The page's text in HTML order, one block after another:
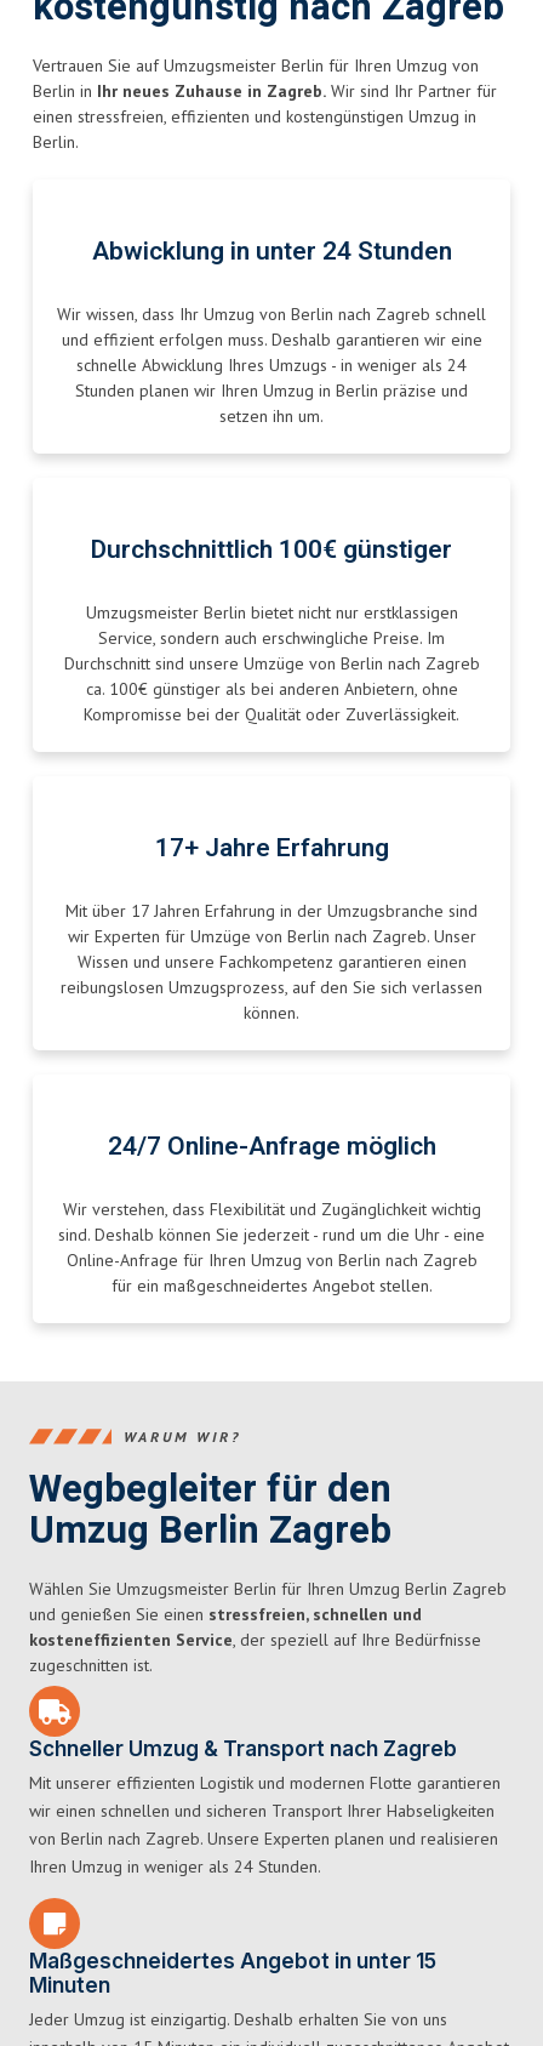
Vertrauen Sie auf Umzugsmeister Berlin für Ihren Umzug von
Berlin in Ihr neues Zuhause in Zagreb. Wir sind Ihr Partner für
einen stressfreien, effizienten und kostengünstigen Umzug in
Berlin.
Abwicklung in unter 24 Stunden
Wir wissen, dass Ihr Umzug von Berlin nach Zagreb schnell
und effizient erfolgen muss. Deshalb garantieren wir eine
schnelle Abwicklung Ihres Umzugs - in weniger als 24
Stunden planen wir Ihren Umzug in Berlin präzise und
setzen ihn um.
Durchschnittlich 100€ günstiger
Umzugsmeister Berlin bietet nicht nur erstklassigen
Service, sondern auch erschwingliche Preise. Im
Durchschnitt sind unsere Umzüge von Berlin nach Zagreb
ca. 100€ günstiger als bei anderen Anbietern, ohne
Kompromisse bei der Qualität oder Zuverlässigkeit.
17+ Jahre Erfahrung
Mit über 17 Jahren Erfahrung in der Umzugsbranche sind
wir Experten für Umzüge von Berlin nach Zagreb. Unser
Wissen und unsere Fachkompetenz garantieren einen
reibungslosen Umzugsprozess, auf den Sie sich verlassen
können.
24/7 Online-Anfrage möglich
Wir verstehen, dass Flexibilität und Zugänglichkeit wichtig
sind. Deshalb können Sie jederzeit - rund um die Uhr - eine
Online-Anfrage für Ihren Umzug von Berlin nach Zagreb
für ein maßgeschneidertes Angebot stellen.
WARUM WIR?
Wegbegleiter für den
Umzug Berlin Zagreb
Wählen Sie Umzugsmeister Berlin für Ihren Umzug Berlin Zagreb
und genießen Sie einen stressfreien, schnellen und
kosteneffizienten Service, der speziell auf Ihre Bedürfnisse
zugeschnitten ist.
Schneller Umzug & Transport nach Zagreb
Mit unserer effizienten Logistik und modernen Flotte garantieren
wir einen schnellen und sicheren Transport Ihrer Habseligkeiten
von Berlin nach Zagreb. Unsere Experten planen und realisieren
Ihren Umzug in weniger als 24 Stunden.
Maßgeschneidertes Angebot in unter 15
Minuten
Jeder Umzug ist einzigartig. Deshalb erhalten Sie von uns